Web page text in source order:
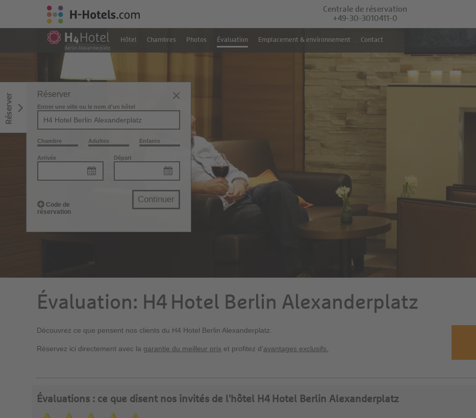
Centrale de réservation
+49-30-3010411-0
Hôtel Chambres Photos Évaluation Emplacement & environnement Contact
Réserver Réserver
Entrer une ville ou le nom d'un hôtel
Chambre Adultes Enfants
Arrivée Départ
Code de
réservation
Continuer
Évaluation: H4 Hotel Berlin Alexanderplatz
Découvrez ce que pensent nos clients du H4 Hotel Berlin Alexanderplatz.
Réservez ici directement avec la garantie du meilleur prix et profitez d’avantages exclusifs.
Évaluations : ce que disent nos invités de l'hôtel H4 Hotel Berlin Alexanderplatz